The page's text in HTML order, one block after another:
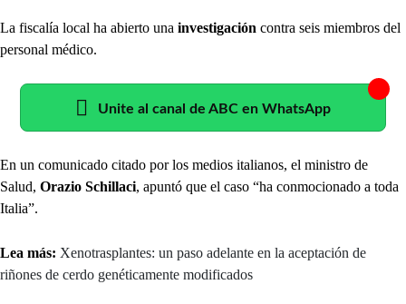
La fiscalía local ha abierto una investigación contra seis miembros del
personal médico.
Unite al canal de ABC en WhatsApp
En un comunicado citado por los medios italianos, el ministro de
Salud, Orazio Schillaci, apuntó que el caso “ha conmocionado a toda
Italia”.
Lea más: Xenotrasplantes: un paso adelante en la aceptación de
riñones de cerdo genéticamente modificados